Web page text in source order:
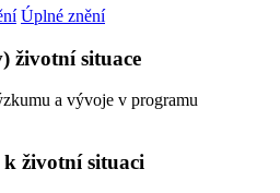
Úplné znění
životní situace
a vývoje v programu
životní situaci